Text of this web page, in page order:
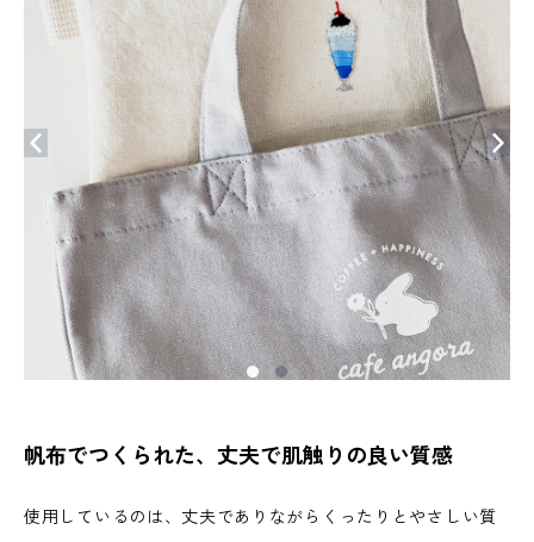
帆布でつくられた、丈夫で肌触りの良い質感
使用しているのは、丈夫でありながらくったりとやさしい質